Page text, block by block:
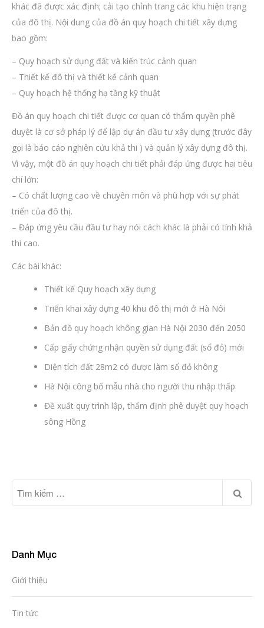
khác đã được xác định; cải tạo chỉnh trang các khu hiện trạng
của đô thị. Nội dung của đồ án quy hoạch chi tiết xây dựng
bao gồm:
– Quy hoạch sử dụng đất và kiến trúc cảnh quan
– Thiết kế đô thị và thiết kế cảnh quan
– Quy hoạch hệ thống hạ tầng kỹ thuật
Đồ án quy hoạch chi tiết được cơ quan có thẩm quyền phê
duyệt là cơ sở pháp lý để lập dự án đầu tư xây dựng (trước đây
gọi là báo cáo nghiên cứu khả thi ) và quản lý xây dựng đô thị.
Vì vậy, một đồ án quy hoạch chi tiết phải đáp ứng được hai tiêu
chí lớn:
– Có chất lượng cao về chuyên môn và phù hợp với sự phát
triển của đô thị.
– Đáp ứng yêu cầu đầu tư hay nói cách khác là phải có tính khả
thi cao.
Các bài khác:
Thiết kế Quy hoạch xây dựng
Triển khai xây dựng 40 khu đô thị mới ở Hà Nôi
Bản đồ quy hoạch không gian Hà Nội 2030 đến 2050
Cấp giấy chứng nhận quyền sử dụng đất (sổ đỏ) mới
Diện tích đất 28m2 có được làm sổ đỏ không
Hà Nội công bố mẫu nhà cho người thu nhập thấp
Đề xuất quy trình lập, thẩm định phê duyệt quy hoạch
sông Hồng
Danh Mục
Giới thiệu
Tin tức